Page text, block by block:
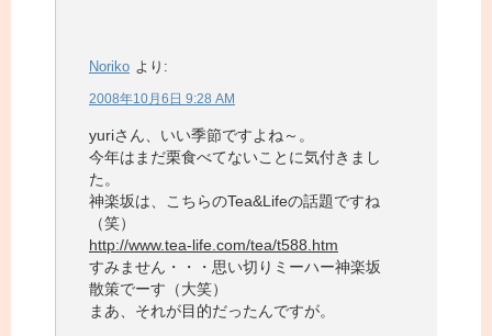
Noriko より:
2008年10月6日 9:28 AM
yuriさん、いい季節ですよね～。
今年はまだ栗食べてないことに気付きまし
た。
神楽坂は、こちらのTea&Lifeの話題ですね
（笑）
http://www.tea-life.com/tea/t588.htm
すみません・・・思い切りミーハー神楽坂
散策でーす（大笑）
まあ、それが目的だったんですが。